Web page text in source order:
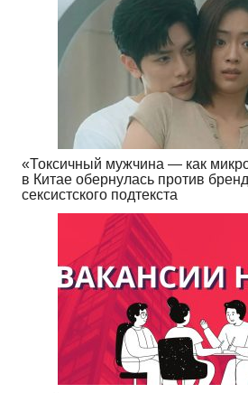
«Токсичный мужчина — как
в Китае обернулась против
сексистского подтекста